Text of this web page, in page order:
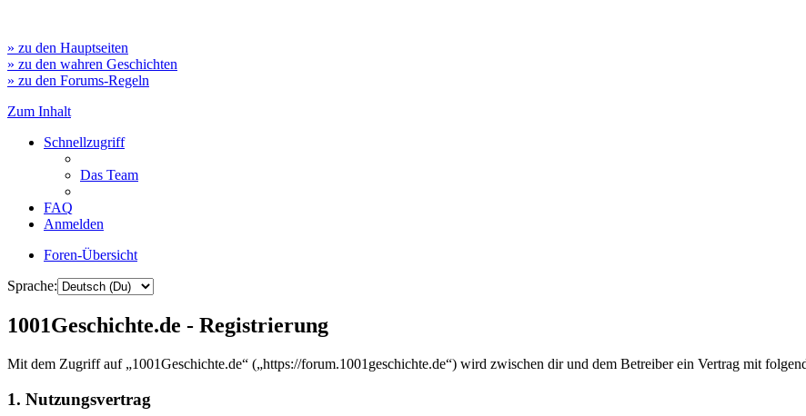
» zu den Hauptseiten
» zu den wahren Geschichten
» zu den Forums-Regeln
Zum Inhalt
Schnellzugriff
Das Team
FAQ
Anmelden
Foren-Übersicht
Sprache:
1001Geschichte.de - Registrierung
Mit dem Zugriff auf „1001Geschichte.de“ („https://forum.1001geschichte.de“) wird zwischen dir und dem Betreiber ein Vertrag mit
1. Nutzungsvertrag